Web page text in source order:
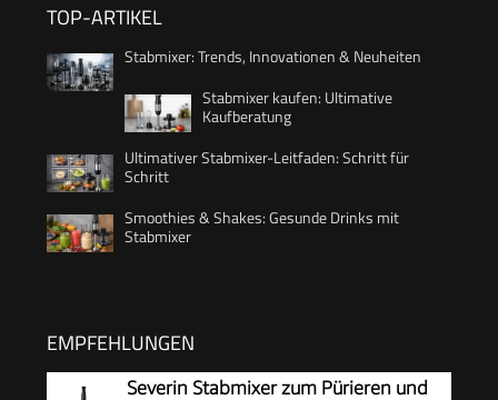
TOP-ARTIKEL
Stabmixer: Trends, Innovationen & Neuheiten
Stabmixer kaufen: Ultimative
Kaufberatung
Ultimativer Stabmixer-Leitfaden: Schritt für
Schritt
Smoothies & Shakes: Gesunde Drinks mit
Stabmixer
EMPFEHLUNGEN
Severin Stabmixer zum Pürieren und